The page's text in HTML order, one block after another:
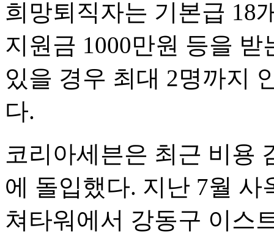
희망퇴직자는 기본급 18
지원금 1000만원 등을
있을 경우 최대 2명까지
다.
코리아세븐은 최근 비용
에 돌입했다. 지난 7월
쳐타워에서 강동구 이스